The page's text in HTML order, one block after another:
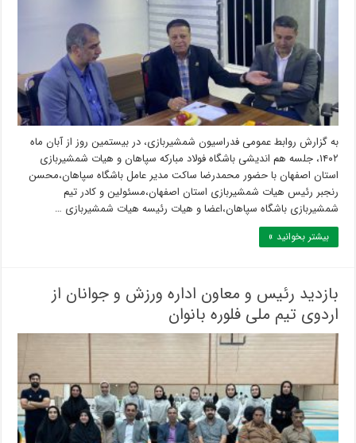
به گزارش روابط عمومی فدراسیون شمشیربازی، در بیستمین روز از آبان ماه
۱۴۰۲، جلسه هم اندیشی باشگاه فولاد مبارکه سپاهان و هیات شمشیربازی
استان اصفهان با حضور محمدرضا ساکت مدیر عامل باشگاه سپاهان،محسن
رنجبر رئیس هیات شمشیربازی استان اصفهان،مسئولین و کادر تیم
شمشیربازی باشگاه سپاهان،اعضا و هیات رئیسه هیات شمشیربازی …
بیشتر بخوانید »
بازدید رئیس و معاون اداره ورزش و جوانان از
اردوی تیم ملی فلوره بانوان